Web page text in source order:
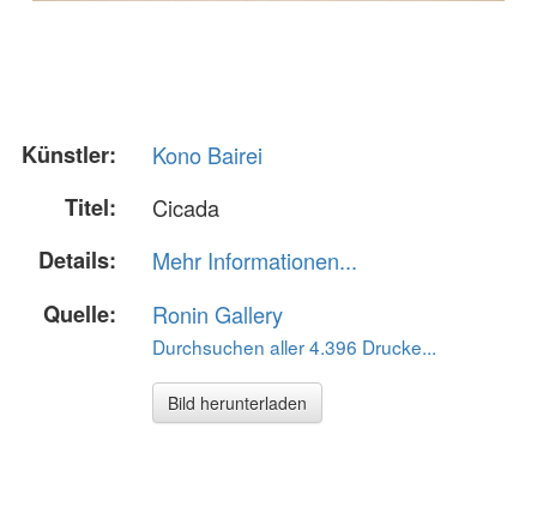
Künstler:
Kono Bairei
Titel:
Cicada
Details:
Mehr Informationen...
Quelle:
Ronin Gallery
Durchsuchen aller 4.396 Drucke...
Bild herunterladen